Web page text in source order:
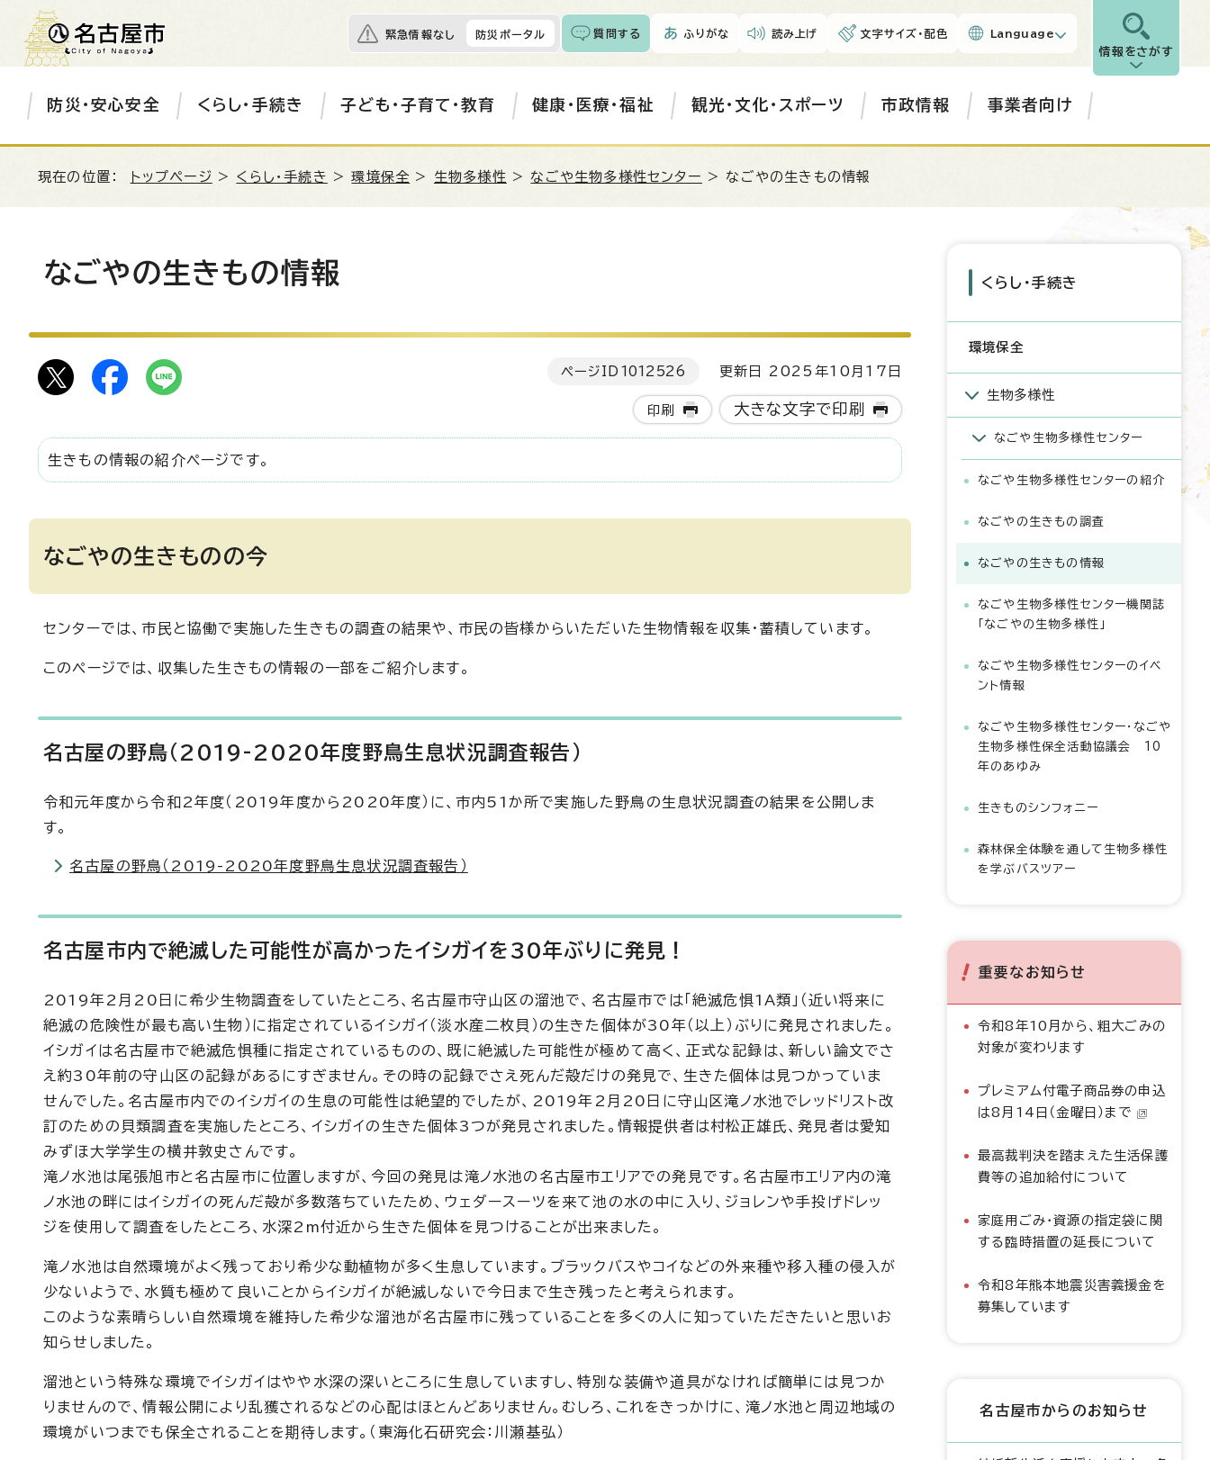
緊急情報なし 防災ポータル 質問する ふりがな 読み上げ 文字サイズ・配色 Language
情報をさがす
防災・安心安全 くらし・手続き 子ども・子育て・教育 健康・医療・福祉 観光・文化・スポーツ 市政情報 事業者向け
現在の位置： トップページ > くらし・手続き >環境保全 > 生物多様性 > なごや生物多様性センター > なごやの生きもの情報
なごやの生きもの情報
ページID 1012526 更新日 2025年10月17日
印刷 大きな文字で印刷
生きもの情報の紹介ページです。
なごやの生きものの今
センターでは、市民と協働で実施した生きもの調査の結果や、市民の皆様からいただいた生物情報を収集・蓄積しています。
このページでは、収集した生きもの情報の一部をご紹介します。
名古屋の野鳥(2019-2020年度野鳥生息状況調査報告)
令和元年度から令和2年度（2019年度から2020年度）に、市内51か所で実施した野鳥の生息状況調査の結果を公開しま
す。
名古屋の野鳥（2019-2020年度野鳥生息状況調査報告）
名古屋市内で絶滅した可能性が高かったイシガイを30年ぶりに発見！
2019年2月20日に希少生物調査をしていたところ、名古屋市守山区の溜池で、名古屋市では「絶滅危惧1A類」（近い将来に
絶滅の危険性が最も高い生物）に指定されているイシガイ（淡水産二枚貝）の生きた個体が30年（以上）ぶりに発見されました。
イシガイは名古屋市で絶滅危惧種に指定されているものの、既に絶滅した可能性が極めて高く、正式な記録は、新しい論文でさ
え約30年前の守山区の記録があるにすぎません。その時の記録でさえ死んだ殻だけの発見で、生きた個体は見つかっていま
せんでした。名古屋市内でのイシガイの生息の可能性は絶望的でしたが、2019年2月20日に守山区滝ノ水池でレッドリスト改
訂のための貝類調査を実施したところ、イシガイの生きた個体3つが発見されました。情報提供者は村松正雄氏、発見者は愛知
みずほ大学学生の横井敦史さんです。
滝ノ水池は尾張旭市と名古屋市に位置しますが、今回の発見は滝ノ水池の名古屋市エリアでの発見です。名古屋市エリア内の滝
ノ水池の畔にはイシガイの死んだ殻が多数落ちていたため、ウェダースーツを来て池の水の中に入り、ジョレンや手投げドレッ
ジを使用して調査をしたところ、水深2m付近から生きた個体を見つけることが出来ました。
滝ノ水池は自然環境がよく残っており希少な動植物が多く生息しています。ブラックバスやコイなどの外来種や移入種の侵入が
少ないようで、水質も極めて良いことからイシガイが絶滅しないで今日まで生き残ったと考えられます。
このような素晴らしい自然環境を維持した希少な溜池が名古屋市に残っていることを多くの人に知っていただきたいと思いお
知らせしました。
溜池という特殊な環境でイシガイはやや水深の深いところに生息していますし、特別な装備や道具がなければ簡単には見つか
りませんので、情報公開により乱獲されるなどの心配はほとんどありません。むしろ、これをきっかけに、滝ノ水池と周辺地域の
環境がいつまでも保全されることを期待します。（東海化石研究会：川瀬基弘）
くらし・手続き
環境保全
生物多様性
なごや生物多様性センター
なごや生物多様性センターの紹介
なごやの生きもの調査
なごやの生きもの情報
なごや生物多様性センター機関誌
「なごやの生物多様性」
なごや生物多様性センターのイベ
ント情報
なごや生物多様性センター・なごや
生物多様性保全活動協議会 10
年のあゆみ
生きものシンフォニー
森林保全体験を通して生物多様性
を学ぶバスツアー
重要なお知らせ
令和8年10月から、粗大ごみの
対象が変わります
プレミアム付電子商品券の申込
は8月14日（金曜日）まで
最高裁判決を踏まえた生活保護
費等の追加給付について
家庭用ごみ・資源の指定袋に関
する臨時措置の延長について
令和8年熊本地震災害義援金を
募集しています
名古屋市からのお知らせ